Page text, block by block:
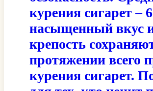
курения сигарет –
насыщенный вкус
крепость
протяжении всего
курения сигарет.